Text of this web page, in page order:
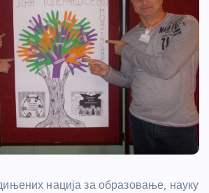
нација за образовање, науку